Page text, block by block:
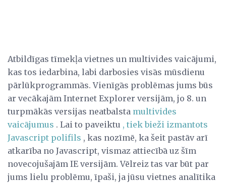
Atbildīgas tīmekļa vietnes un multivides vaicājumi,
kas tos iedarbina, labi darbosies visās mūsdienu
pārlūkprogrammās. Vienīgās problēmas jums būs
ar vecākajām Internet Explorer versijām, jo ​​8. un
turpmākās versijas neatbalsta multivides
vaicājumus . Lai to paveiktu , tiek bieži izmantots
Javascript polifils , kas nozīmē, ka šeit pastāv arī
atkarība no Javascript, vismaz attiecībā uz šīm
novecojušajām IE versijām. Vēlreiz tas var būt par
jums lielu problēmu, īpaši, ja jūsu vietnes analītika